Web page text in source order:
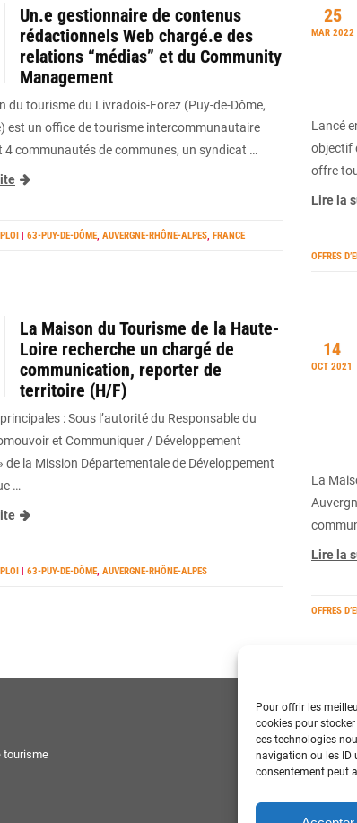
Pour offrir les
cookies pour
ces technologies
navigation ou les ID
consentement peut
Un.e gestionnaire de contenus
rédactionnels Web chargé.e des
relations “médias” et du Community
Management
du tourisme du Livradois-Forez (Puy-de-Dôme,
est un office de tourisme intercommunautaire
4 communautés de communes, un syndicat …
| 63-PUY-DE-DÔME, AUVERGNE-RHÔNE-ALPES, FRANCE
25
MAR 2022
Lancé
objectif
offre
Lire la
OFFRES
La Maison du Tourisme de la Haute-
Loire recherche un chargé de
communication, reporter de
territoire (H/F)
: Sous l’autorité du Responsable du
et Communiquer / Développement
de la Mission Départementale de Développement
…
| 63-PUY-DE-DÔME, AUVERGNE-RHÔNE-ALPES
14
OCT 2021
La
Lire la
OFFRES
tourisme